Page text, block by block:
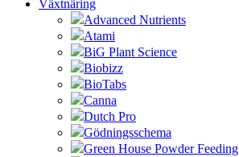
Växtnäring
Advanced Nutrients
Atami
BiG Plant Science
Biobizz
BioTabs
Canna
Dutch Pro
Gödningsschema
Green House Powder Feeding